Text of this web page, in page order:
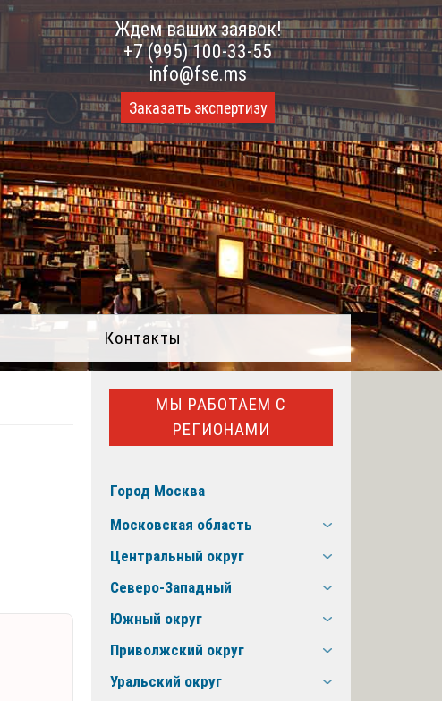
Ждем ваших заявок!
+7 (995) 100-33-55
info@fse.ms
Заказать экспертизу
Контакты
МЫ РАБОТАЕМ С
РЕГИОНАМИ
Город Москва
Московская область
Центральный округ
Северо-Западный
Южный округ
Приволжский округ
Уральский округ